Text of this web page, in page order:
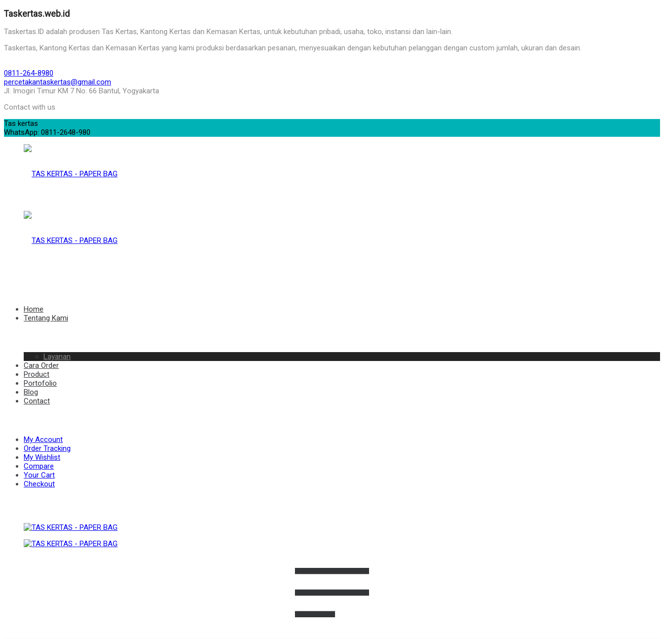
Taskertas.web.id
Taskertas.ID adalah produsen Tas Kertas, Kantong Kertas dan Kemasan Kertas, untuk kebutuhan pribadi, usaha, toko, instansi dan lain-lain.
Taskertas, Kantong Kertas dan Kemasan Kertas yang kami produksi berdasarkan pesanan, menyesuaikan dengan kebutuhan pelanggan dengan custom jumlah, ukuran dan desain.
0811-264-8980
percetakantaskertas@gmail.com
Jl. Imogiri Timur KM 7 No. 66 Bantul, Yogyakarta
Contact with us
Tas kertas
WhatsApp: 0811-2648-980
–
BAG
KERTAS
PAPER
Home
Tentang Kami
Layanan
Cara Order
Product
Portofolio
Blog
Contact
My Account
Order Tracking
My Wishlist
Compare
Your Cart
Checkout